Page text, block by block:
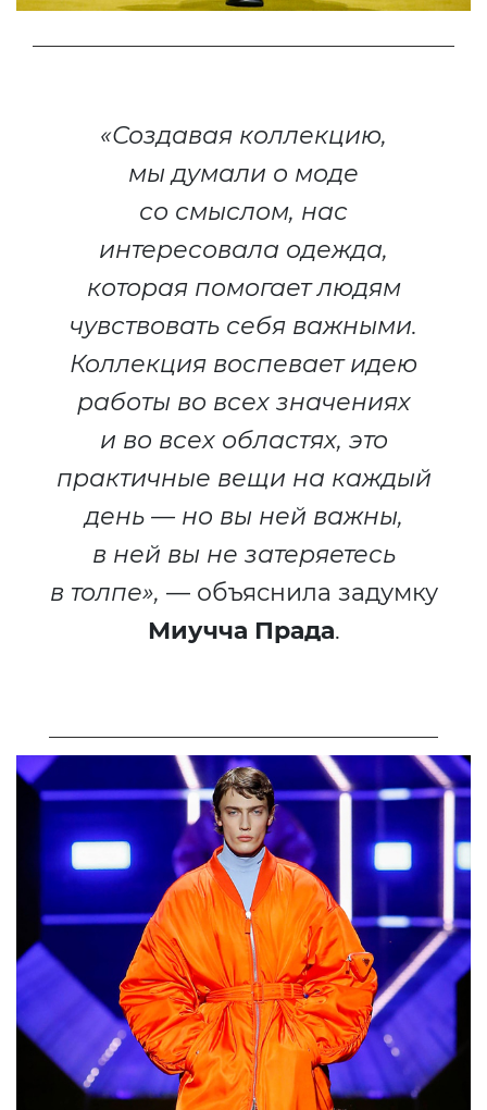
«Создавая коллекцию,
мы думали о моде
со смыслом, нас
интересовала одежда,
которая помогает людям
чувствовать себя важными.
Коллекция воспевает идею
работы во всех значениях
и во всех областях, это
практичные вещи на каждый
день — но вы ней важны,
в ней вы не затеряетесь
в толпе», — объяснила задумку
Миучча Прада.